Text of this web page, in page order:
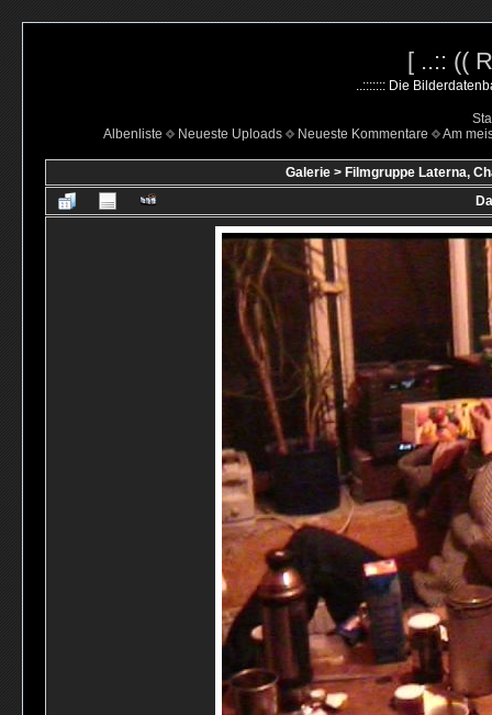
[ ..:: ((
..::::::: Die
Albenliste
Neueste Uploads Neueste Kommentare Am
Galerie> Filmgruppe Laterna,